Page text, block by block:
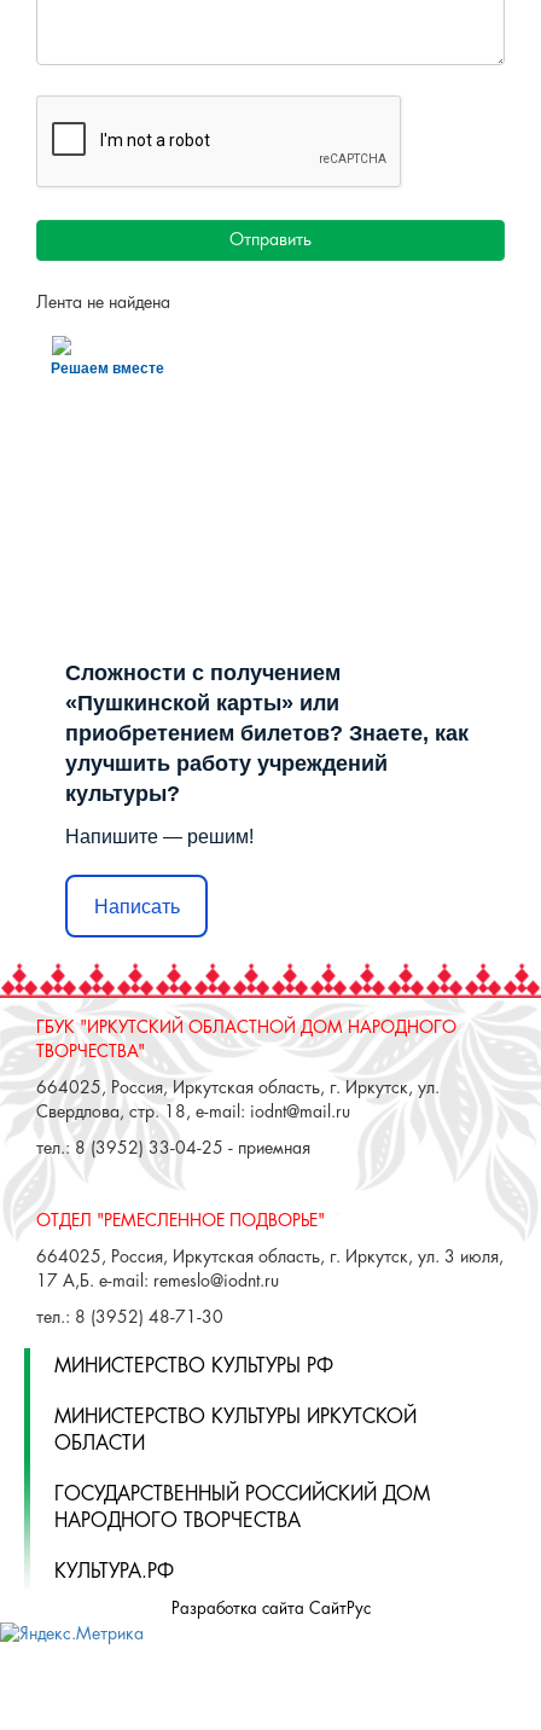
Отправить
Лента не найдена
Решаем вместе
Сложности с получением
«Пушкинской карты» или
приобретением билетов? Знаете, как
улучшить работу учреждений
культуры?
Напишите — решим!
Написать
ГБУК "ИРКУТСКИЙ ОБЛАСТНОЙ ДОМ НАРОДНОГО
ТВОРЧЕСТВА"
664025, Россия, Иркутская область, г. Иркутск, ул.
Свердлова, стр. 18, e-mail: iodnt@mail.ru
тел.: 8 (3952) 33-04-25 - приемная
ОТДЕЛ "РЕМЕСЛЕННОЕ ПОДВОРЬЕ"
664025, Россия, Иркутская область, г. Иркутск, ул. 3 июля,
17 А,Б. e-mail: remeslo@iodnt.ru
тел.: 8 (3952) 48-71-30
МИНИСТЕРСТВО КУЛЬТУРЫ РФ
МИНИСТЕРСТВО КУЛЬТУРЫ ИРКУТСКОЙ
ОБЛАСТИ
ГОСУДАРСТВЕННЫЙ РОССИЙСКИЙ ДОМ
НАРОДНОГО ТВОРЧЕСТВА
КУЛЬТУРА.РФ
Разработка сайта СайтРус